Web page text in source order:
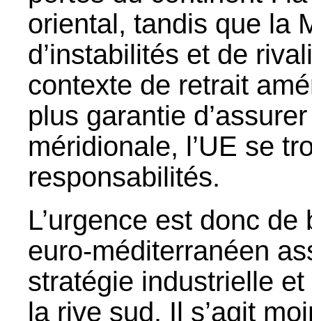
oriental, tandis que la
d’instabilités et de
contexte de retrait
plus garantie
méridionale, l’UE se
responsabilités.
L’urgence est donc
euro-méditerranéen
stratégie industrielle
la rive sud. Il s’agit